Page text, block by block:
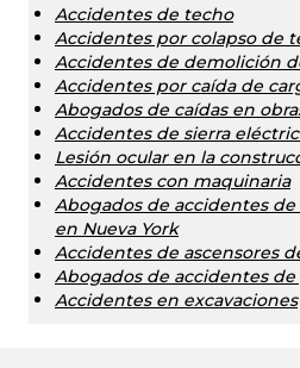
Accidentes de techo
Accidentes por colapso de
Accidentes de demolición
Accidentes por caída de
Abogados de caídas en
Accidentes de sierra
Lesión ocular en la
Accidentes con maquinaria
Abogados de accidentes
en Nueva York
Accidentes de ascensores
Abogados de accidentes de
Accidentes en excavaciones